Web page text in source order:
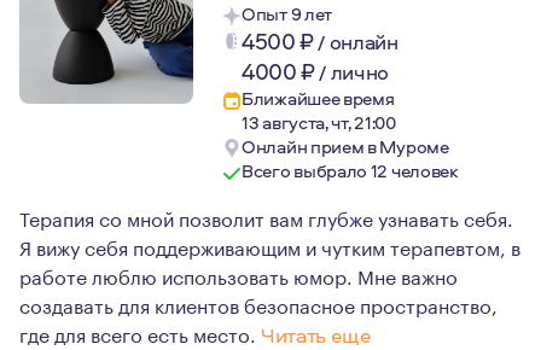
Опыт 9 лет
4500₽/ онлайн
4000₽/лично
Ближайшее время
13 августа, чт, 21:00
Онлайн прием в Муроме
Всего выбрало 12 человек
Терапия со мной позволит вам глубже узнавать себя.
Я вижу себя поддерживающим и чутким терапевтом, в
работе люблю использовать юмор. Мне важно
создавать для клиентов безопасное пространство,
где для всего есть место. Читать еще